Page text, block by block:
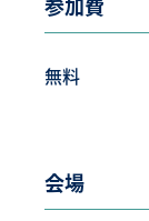
無料
会場